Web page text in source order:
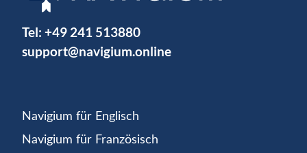
Tel: +49 241 513880
support@navigium.online
Navigium für Englisch
Navigium für Französisch